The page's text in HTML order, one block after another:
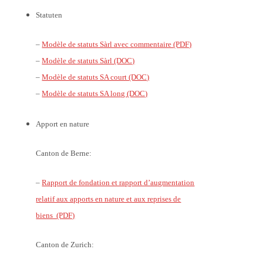
Statuten
–Modèle de statuts Sàrl avec commentaire (PDF)
–Modèle de statuts Sàrl (DOC)
–Modèle de statuts SA court (DOC)
–Modèle de statuts SA long (DOC)
Apport en nature
Canton de Berne:
–Rapport de fondation et rapport d’augmentation
relatif aux apports en nature et aux reprises de
biens (PDF)
Canton de Zurich: